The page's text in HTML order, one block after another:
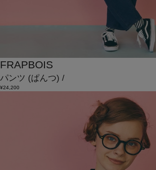
FRAPBOIS
パンツ (ぱんつ) /
¥24,200